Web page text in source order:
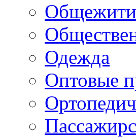
Одежда
Оптовые